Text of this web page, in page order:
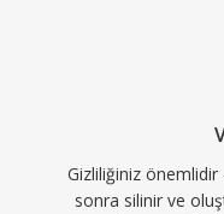
Gizliliğiniz
sonra silinir ve